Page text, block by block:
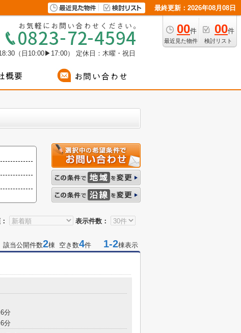
最終更新：2026年08月08日
00件
最近見た物件
00件
検討リスト
（日10:00▶17:00） 定休日：木曜・祝日
表示件数：
該当公開件数2棟 空き数4件 1-2棟表示
分
分